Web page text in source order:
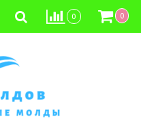
0 0